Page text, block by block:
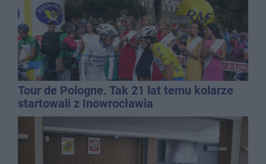
Tour de Pologne. Tak 21 lat temu kolarze
startowali z Inowrocławia